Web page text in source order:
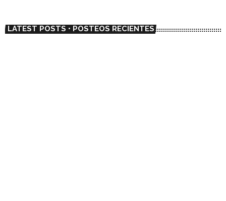
LATEST POSTS • POSTEOS RECIENTES